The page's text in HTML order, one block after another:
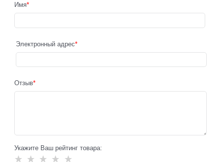
Имя
Электронный адрес
Отзыв
Укажите Ваш рейтинг товара: